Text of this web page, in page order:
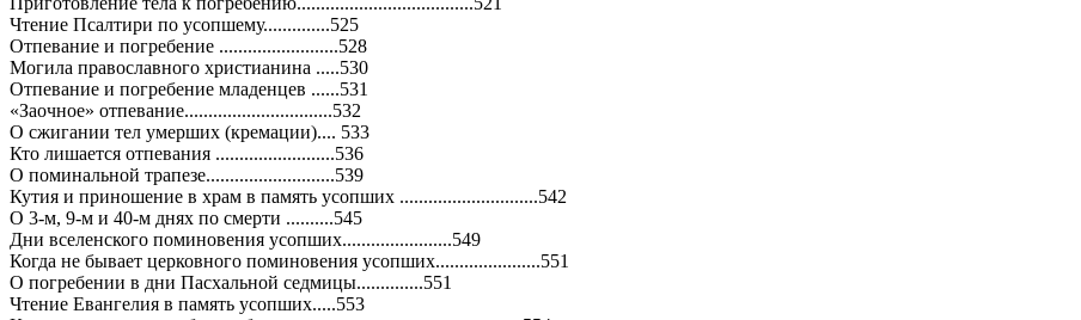
Чтение Псалтири по усопшему..............525
Отпевание и погребение .........................528
Могила православного христианина .....530
Отпевание и погребение младенцев ......531
«Заочное» отпевание...............................532
О сжигании тел умерших (кремации).... 533
Кто лишается отпевания .........................536
О поминальной трапезе...........................539
Кутия и приношение в храм в память усопших .............................542
О 3-м, 9-м и 40-м днях по смерти ..........545
Дни вселенского поминовения усопших.......................549
Когда не бывает церковного поминовения усопших......................551
О погребении в дни Пасхальной седмицы..............551
Чтение Евангелия в память усопших.....553